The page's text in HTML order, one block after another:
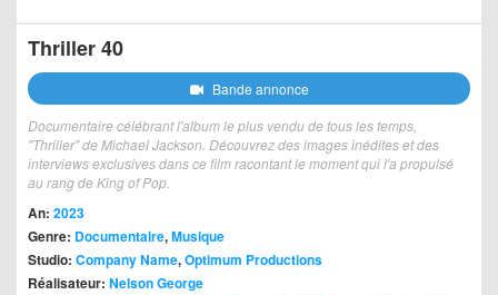
Thriller 40
Bande annonce
Documentaire célébrant l'album le plus vendu de tous les temps,
"Thriller" de Michael Jackson. Découvrez des images inédites et des
interviews exclusives dans ce film racontant le moment qui l'a propulsé
au rang de King of Pop.
An: 2023
Genre: Documentaire,Musique
Studio: Company Name,Optimum Productions
Réalisateur: Nelson George